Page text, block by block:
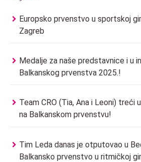
Europsko prvenstvo u sportskoj
Zagreb
Medalje za naše predstavnice i u
Balkanskog prvenstva 2025.!
Team CRO (Tia, Ana i Leoni) treći
na Balkanskom prvenstvu!
Tim Leda danas je otputovao u
Balkansko prvenstvo u ritmičkoj